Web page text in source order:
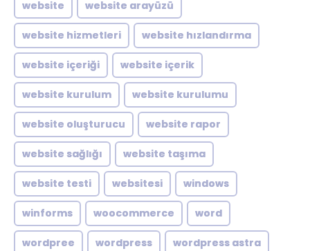
website website arayüzü
website hizmetleri website hızlandırma
website içeriği website içerik
website kurulum website kurulumu
website oluşturucu website rapor
website sağlığı website taşıma
website testi websitesi windows
winforms woocommerce word
wordpree wordpress wordpress astra